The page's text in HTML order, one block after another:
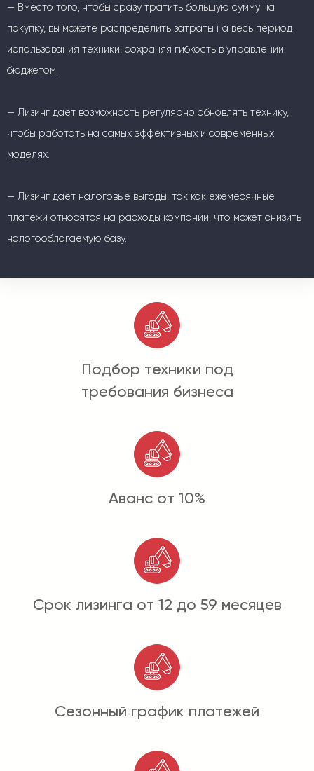
— Вместо того, чтобы сразу тратить большую сумму на
покупку, вы можете распределить затраты на весь период
использования техники, сохраняя гибкость в управлении
бюджетом.
— Лизинг дает возможность регулярно обновлять технику,
чтобы работать на самых эффективных и современных
моделях.
— Лизинг дает налоговые выгоды, так как ежемесячные
платежи относятся на расходы компании, что может снизить
налогооблагаемую базу.
Подбор техники под
требования бизнеса
Аванс от 10%
Срок лизинга от 12 до 59 месяцев
Сезонный график платежей